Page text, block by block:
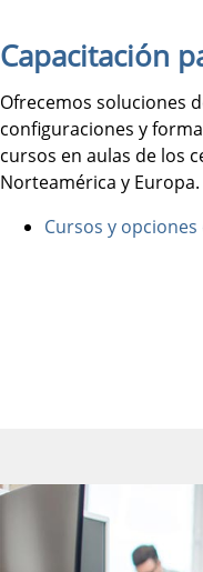
Capacitación
Ofrecemos soluciones
configuraciones y
cursos en aulas de los
Norteamérica y Europa.
Cursos y